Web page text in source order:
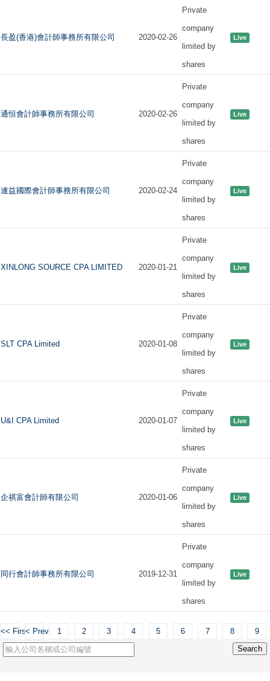
長盈(香港)會計師事務所有限公司 2020-02-26
Private
company
limited by
shares
Live
通恒會計師事務所有限公司 2020-02-26
Private
company
limited by
shares
Live
連益國際會計師事務所有限公司 2020-02-24
Private
company
limited by
shares
Live
XINLONG SOURCE CPA LIMITED 2020-01-21
Private
company
limited by
shares
Live
SLT CPA Limited 2020-01-08
Private
company
limited by
shares
Live
U&I CPA Limited 2020-01-07
Private
company
limited by
shares
Live
企祺富會計師有限公司 2020-01-06
Private
company
limited by
shares
Live
同行會計師事務所有限公司 2019-12-31
Private
company
limited by
shares
Live
<< First< Previous1 2 3 4 5 6 7 8 9